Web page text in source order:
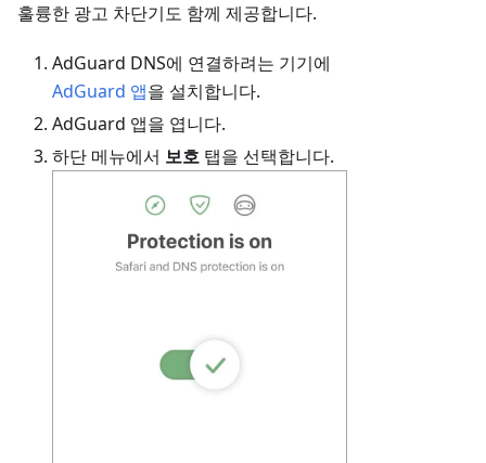
훌륭한 광고 차단기도 함께 제공합니다.
AdGuard DNS에 연결하려는 기기에
AdGuard 앱을 설치합니다.
AdGuard 앱을 엽니다.
하단 메뉴에서 보호 탭을 선택합니다.